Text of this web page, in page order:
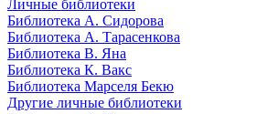
Личные библиотеки
Библиотека А. Сидорова
Библиотека А. Тарасенкова
Библиотека В. Яна
Библиотека К. Вакс
Библиотека Марселя Бекю
Другие личные библиотеки